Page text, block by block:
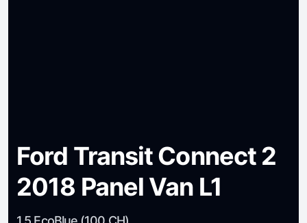
Ford Transit Connect 2
2018 Panel Van L1